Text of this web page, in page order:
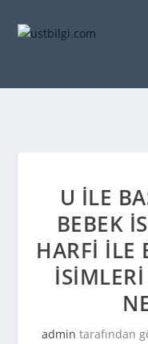
U ILE
BEBEK
HARFI ILE
admin tarafından